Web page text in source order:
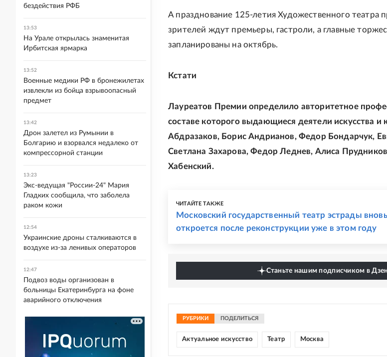
А празднование 125-летия Художественного театра
зрителей ждут премьеры, гастроли, а главные
запланированы на октябрь.
Кстати
Лауреатов Премии определило авторитетное
составе которого выдающиеся деятели искусства и
Абдразаков, Борис Андрианов, Федор Бондарчук,
Светлана Захарова, Федор Леднев, Алиса
Хабенский.
ЧИТАЙТЕ ТАКЖЕ
Московский государственный театр эстрады вновь
откроется после реконструкции уже в этом году
Станьте нашим подписчиком в Дзен
РУБРИКИ ПОДЕЛИТЬСЯ
Актуальное искусство Театр Москва
бездействия РФБ
13:53
На Урале открылась знаменитая
Ирбитская ярмарка
13:52
Военные медики РФ в бронежилетах
извлекли из бойца взрывоопасный
предмет
13:42
Дрон залетел из Румынии в
Болгарию и взорвался недалеко от
компрессорной станции
13:23
Экс-ведущая "России-24" Мария
Гладких сообщила, что заболела
раком кожи
12:54
Украинские дроны сталкиваются в
воздухе из-за ленивых операторов
12:47
Подвоз воды организован в
больницы Екатеринбурга на фоне
аварийного отключения